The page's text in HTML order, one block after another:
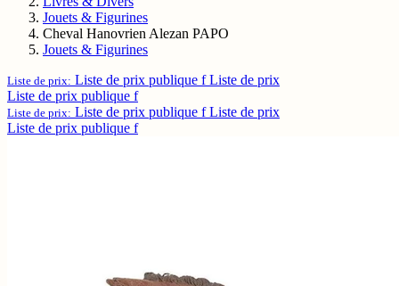
Jouets & Figurines
Cheval Hanovrien Alezan PAPO
Jouets & Figurines
Liste de prix: Liste de prix publique f Liste de prix
Liste de prix publique f
Liste de prix: Liste de prix publique f Liste de prix
Liste de prix publique f